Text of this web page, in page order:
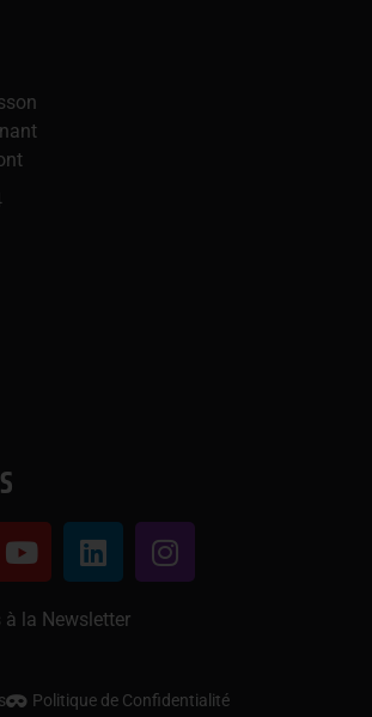
à la Newsletter
Politique de Confidentialité